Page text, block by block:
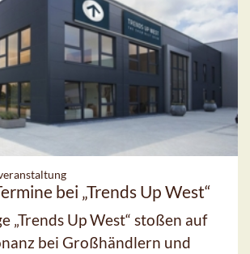
bei „Trends Up West“
„Trends Up West“ stoßen auf
bei Großhändlern und